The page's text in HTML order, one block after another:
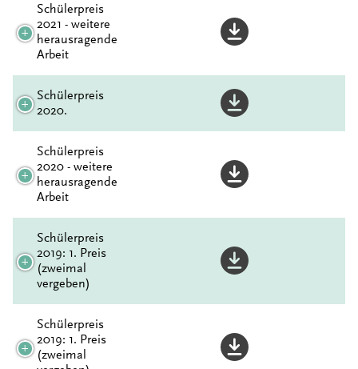
Schülerpreis
2021 - weitere
herausragende
Arbeit
Schülerpreis
2020.
Schülerpreis
2020 - weitere
herausragende
Arbeit
Schülerpreis
2019: 1. Preis
(zweimal
vergeben)
Schülerpreis
2019: 1. Preis
(zweimal